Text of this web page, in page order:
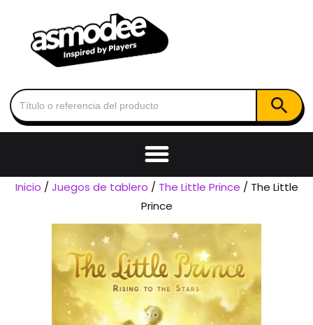
Buscar: Botón de
Inicio /Juegos de tablero / The Little Prince / The Little
Prince